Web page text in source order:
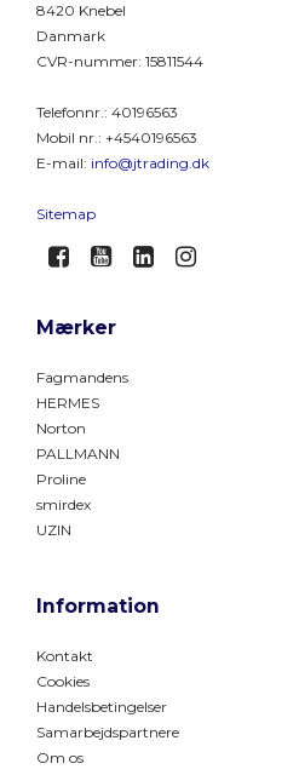
8420 Knebel
Danmark
CVR-nummer: 15811544
Telefonnr.: 40196563
Mobil nr.: +4540196563
E-mail: info@jtrading.dk
Sitemap
Mærker
Fagmandens
HERMES
Norton
PALLMANN
Proline
smirdex
UZIN
Information
Kontakt
Cookies
Handelsbetingelser
Samarbejdspartnere
Om os